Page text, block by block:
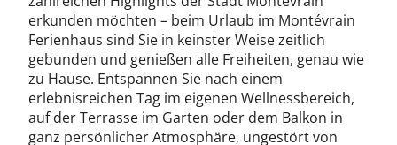
erkunden möchten – beim Urlaub im Montévrain
Ferienhaus sind Sie in keinster Weise zeitlich
gebunden und genießen alle Freiheiten, genau wie
zu Hause. Entspannen Sie nach einem
erlebnisreichen Tag im eigenen Wellnessbereich,
auf der Terrasse im Garten oder dem Balkon in
ganz persönlicher Atmosphäre, ungestört von